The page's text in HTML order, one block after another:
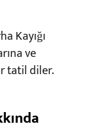
Kayığı
ve
tatil diler.